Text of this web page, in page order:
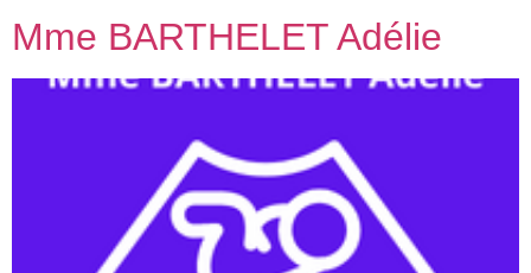
Mme BARTHELET Adélie